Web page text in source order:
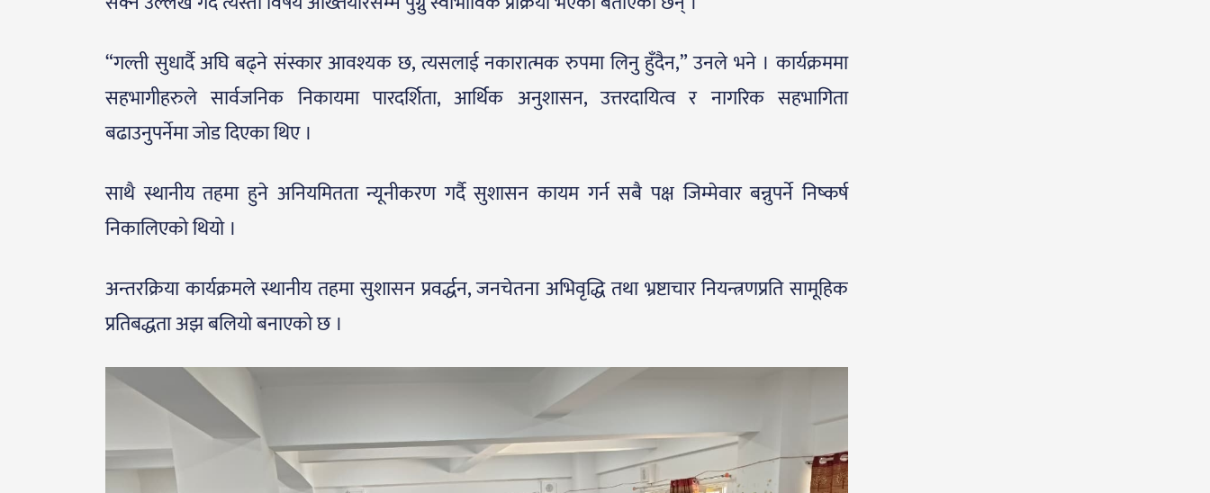
“गल्ती सुधार्दै अघि बढ्ने संस्कार आवश्यक छ, त्यसलाई नकारात्मक रुपमा लिनु हुँदैन,” उनले भने । कार्यक्रममा
सहभागीहरुले सार्वजनिक निकायमा पारदर्शिता, आर्थिक अनुशासन, उत्तरदायित्व र नागरिक सहभागिता
बढाउनुपर्नेमा जोड दिएका थिए ।
साथै स्थानीय तहमा हुने अनियमितता न्यूनीकरण गर्दै सुशासन कायम गर्न सबै पक्ष जिम्मेवार बन्नुपर्ने निष्कर्ष
निकालिएको थियो ।
अन्तरक्रिया कार्यक्रमले स्थानीय तहमा सुशासन प्रवर्द्धन, जनचेतना अभिवृद्धि तथा भ्रष्टाचार नियन्त्रणप्रति सामूहिक
प्रतिबद्धता अझ बलियो बनाएको छ ।